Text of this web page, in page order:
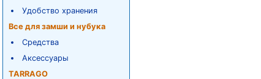
Удобство хранения
Все для замши и нубука
Средства
Аксессуары
TARRAGO